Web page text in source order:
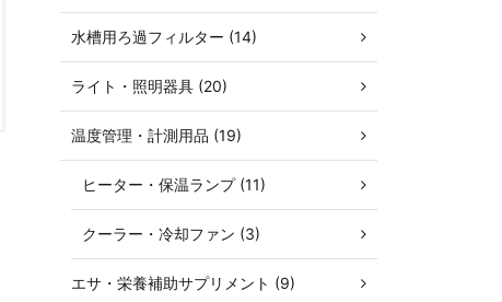
水槽用ろ過フィルター (14)
ライト・照明器具 (20)
温度管理・計測用品 (19)
ヒーター・保温ランプ (11)
クーラー・冷却ファン (3)
エサ・栄養補助サプリメント (9)